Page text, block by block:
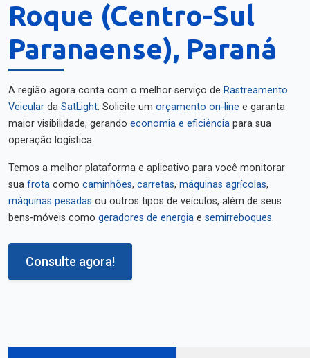
Roque (Centro-Sul
Paranaense), Paraná
A região agora conta com o melhor serviço de Rastreamento
Veicular da SatLight. Solicite um orçamento on-line e garanta
maior visibilidade, gerando economia e eficiência para sua
operação logística.
Temos a melhor plataforma e aplicativo para você monitorar
sua frota como caminhões, carretas, máquinas agrícolas,
máquinas pesadas ou outros tipos de veículos, além de seus
bens-móveis como geradores de energia e semirreboques.
Consulte agora!